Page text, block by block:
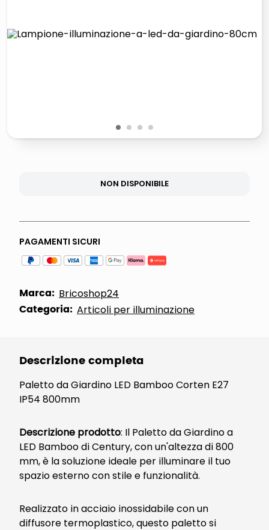
1 2 3 4
NON DISPONIBILE
PAGAMENTI SICURI
Marca: Bricoshop24
Categoria: Articoli per illuminazione
Descrizione completa
Paletto da Giardino LED Bamboo Corten E27
IP54 800mm
Descrizione prodotto: Il Paletto da Giardino a
LED Bamboo di Century, con un'altezza di 800
mm, è la soluzione ideale per illuminare il tuo
spazio esterno con stile e funzionalità.
Realizzato in acciaio inossidabile con un
diffusore termoplastico, questo paletto si